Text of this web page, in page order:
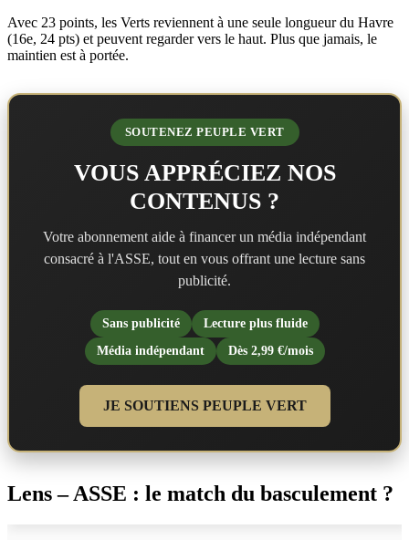
Avec 23 points, les Verts reviennent à une seule longueur du Havre
(16e, 24 pts) et peuvent regarder vers le haut. Plus que jamais, le
maintien est à portée.
SOUTENEZ PEUPLE VERT
VOUS APPRÉCIEZ NOS
CONTENUS ?
Votre abonnement aide à financer un média indépendant
consacré à l'ASSE, tout en vous offrant une lecture sans
publicité.
Sans publicité
Lecture plus fluide
Média indépendant
Dès 2,99 €/mois
JE SOUTIENS PEUPLE VERT
Lens – ASSE : le match du basculement ?